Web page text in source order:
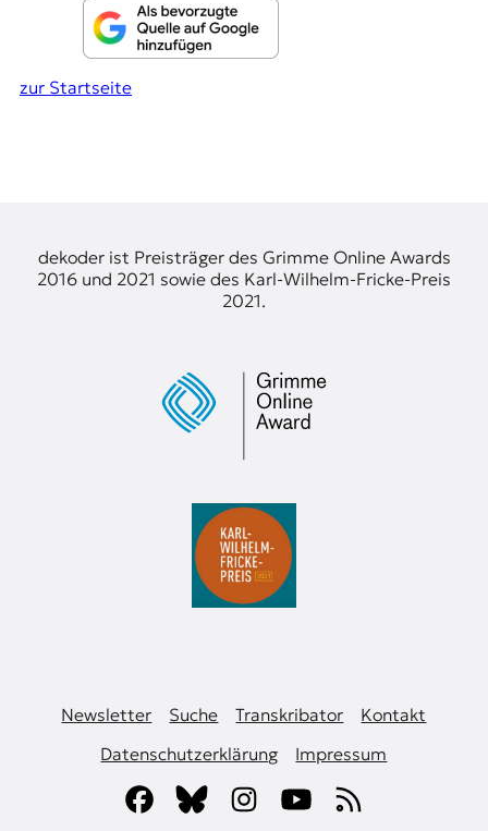
zur Startseite
dekoder ist Preisträger des Grimme Online Awards
2016 und 2021 sowie des Karl-Wilhelm-Fricke-Preis
2021.
Newsletter Suche Transkribator
Kontakt
Datenschutzerklärung
Impressum